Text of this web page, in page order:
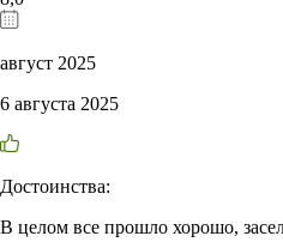
август 2025
6 августа 2025
Достоинства:
В целом все прошло хорошо,